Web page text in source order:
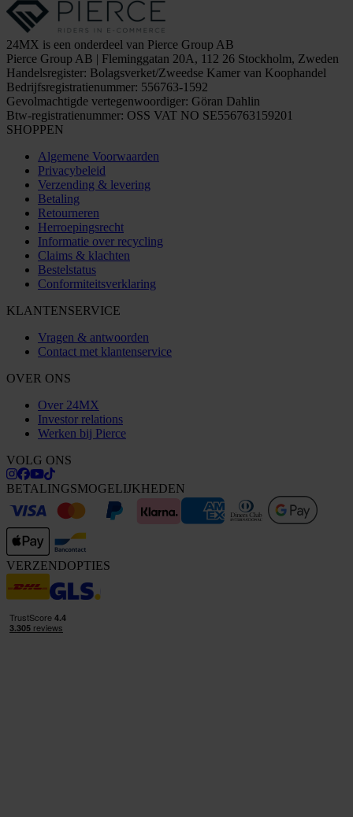
24MX is een onderdeel van Pierce Group AB
Pierce Group AB | Fleminggatan 20A, 112 26 Stockholm, Zweden
Handelsregister: Bolagsverket/Zweedse Kamer van Koophandel
Bedrijfsregistratienummer: 556763-1592
Gevolmachtigde vertegenwoordiger: Göran Dahlin
Btw-registratienummer: OSS VAT NO SE556763159201
SHOPPEN
Algemene Voorwaarden
Privacybeleid
Verzending & levering
Betaling
Retourneren
Herroepingsrecht
Informatie over recycling
Claims & klachten
Bestelstatus
Conformiteitsverklaring
KLANTENSERVICE
Vragen & antwoorden
Contact met klantenservice
OVER ONS
Over 24MX
Investor relations
Werken bij Pierce
VOLG ONS
BETALINGSMOGELIJKHEDEN
VERZENDOPTIES